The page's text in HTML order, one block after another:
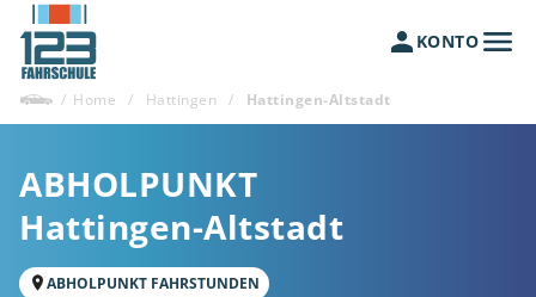
KONTO
/ Home / Hattingen / Hattingen-Altstadt
ABHOLPUNKT
Hattingen-Altstadt
ABHOLPUNKT FAHRSTUNDEN